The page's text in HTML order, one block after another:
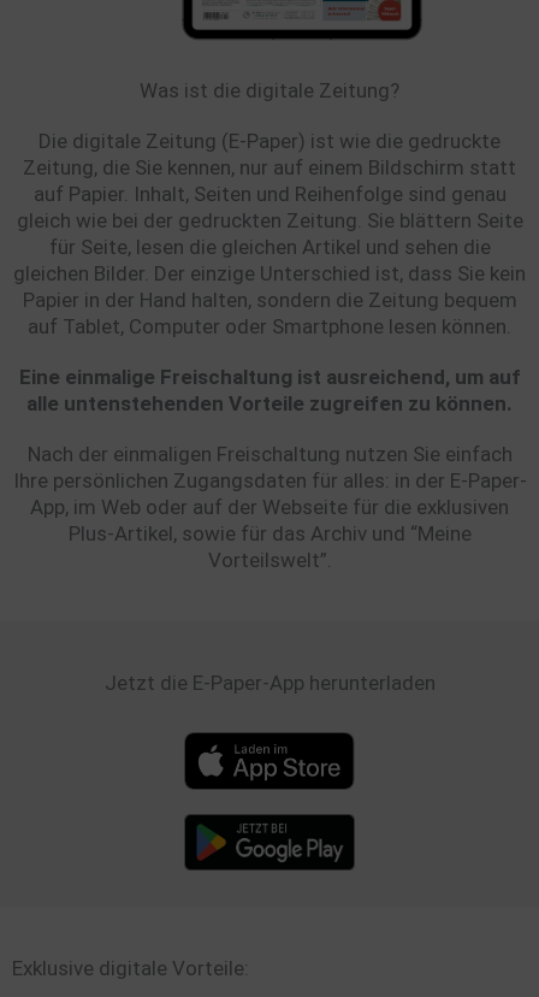
Was ist die digitale Zeitung?
Die digitale Zeitung (E-Paper) ist wie die gedruckte
Zeitung, die Sie kennen, nur auf einem Bildschirm statt
auf Papier. Inhalt, Seiten und Reihenfolge sind genau
gleich wie bei der gedruckten Zeitung. Sie blättern Seite
für Seite, lesen die gleichen Artikel und sehen die
gleichen Bilder. Der einzige Unterschied ist, dass Sie kein
Papier in der Hand halten, sondern die Zeitung bequem
auf Tablet, Computer oder Smartphone lesen können.
Eine einmalige Freischaltung ist ausreichend, um auf
alle untenstehenden Vorteile zugreifen zu können.
Nach der einmaligen Freischaltung nutzen Sie einfach
Ihre persönlichen Zugangsdaten für alles: in der E-Paper-
App, im Web oder auf der Webseite für die exklusiven
Plus-Artikel, sowie für das Archiv und “Meine
Vorteilswelt”.
Jetzt die E-Paper-App herunterladen
Exklusive digitale Vorteile: